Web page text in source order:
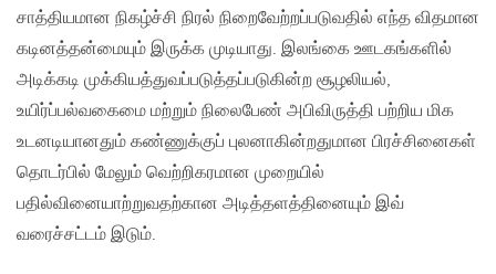
சாத்தியமான நிகழ்ச்சி நிரல் நிறைவேற்றப்படுவதில் எந்த விதமான
கடினத்தன்மையும் இருக்க முடியாது. இலங்கை ஊடகங்களில்
அடிக்கடி முக்கியத்துவப்படுத்தப்படுகின்ற சூழலியல்,
உயிர்ப்பல்வகைமை மற்றும் நிலைபேண் அபிவிருத்தி பற்றிய மிக
உடனடியானதும் கண்ணுக்குப் புலனாகின்றதுமான பிரச்சினைகள்
தொடர்பில் மேலும் வெற்றிகரமான முறையில்
பதில்வினையாற்றுவதற்கான அடித்தளத்தினையும் இவ்
வரைச்சட்டம் இடும்.